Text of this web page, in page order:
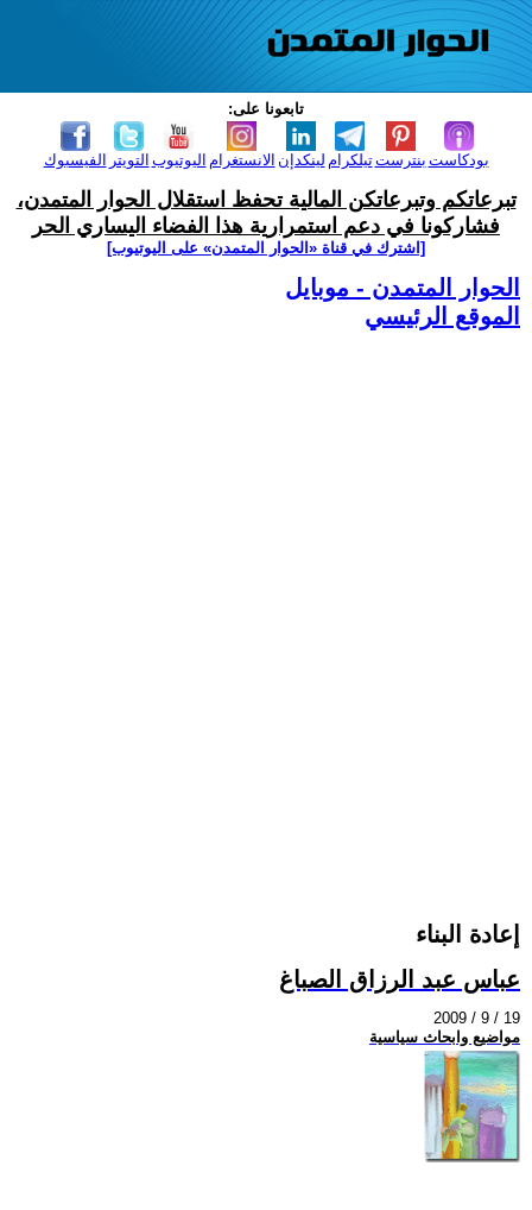
تابعونا على:
الفيسبوك التويتر اليوتيوب الانستغرام لينكدإن تيلكرامبنترست بودكاست
تبرعاتكم وتبرعاتكن المالية تحفظ استقلال الحوار المتمدن،
فشاركونا في دعم استمرارية هذا الفضاء اليساري الحر
[اشترك في قناة ‫«الحوار المتمدن» على اليوتيوب]
الحوار المتمدن - موبايل
الموقع الرئيسي
إعادة البناء
عباس عبد الرزاق الصباغ
2009 / 9 / 19
مواضيع وابحاث سياسية